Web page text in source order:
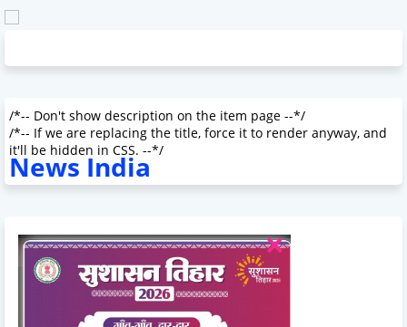
/*-- Don't show description on the item page --*/
/*-- If we are replacing the title, force it to render anyway, and
it'll be hidden in CSS. --*/
News India